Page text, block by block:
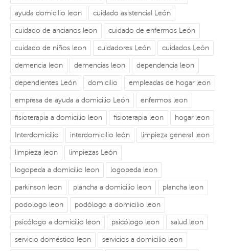
ayuda domicilio leon cuidado asistencial León
cuidado de ancianos leon cuidado de enfermos León
cuidado de niños leon cuidadores León cuidados León
demencia leon demencias leon dependencia leon
dependientes León domicilio empleadas de hogar leon
empresa de ayuda a domicilio León enfermos leon
fisioterapia a domicilio leon fisioterapia leon hogar leon
Interdomicilio interdomicilio león limpieza general leon
limpieza leon limpiezas León
logopeda a domicilio leon logopeda leon
parkinson leon plancha a domicilio leon plancha leon
podologo leon podólogo a domicilio leon
psicólogo a domicilio leon psicólogo leon salud leon
servicio doméstico leon servicios a domicilio leon